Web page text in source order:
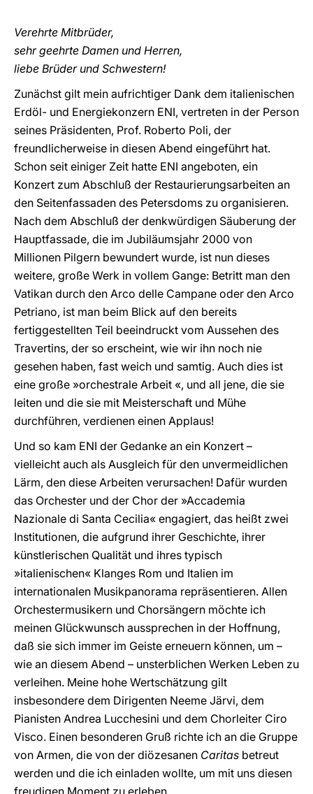
Verehrte Mitbrüder,
sehr geehrte Damen und Herren,
liebe Brüder und Schwestern!
Zunächst gilt mein aufrichtiger Dank dem italienischen
Erdöl- und Energiekonzern ENI, vertreten in der Person
seines Präsidenten, Prof. Roberto Poli, der
freundlicherweise in diesen Abend eingeführt hat.
Schon seit einiger Zeit hatte ENI angeboten, ein
Konzert zum Abschluß der Restaurierungsarbeiten an
den Seitenfassaden des Petersdoms zu organisieren.
Nach dem Abschluß der denkwürdigen Säuberung der
Hauptfassade, die im Jubiläumsjahr 2000 von
Millionen Pilgern bewundert wurde, ist nun dieses
weitere, große Werk in vollem Gange: Betritt man den
Vatikan durch den Arco delle Campane oder den Arco
Petriano, ist man beim Blick auf den bereits
fertiggestellten Teil beeindruckt vom Aussehen des
Travertins, der so erscheint, wie wir ihn noch nie
gesehen haben, fast weich und samtig. Auch dies ist
eine große »orchestrale Arbeit «, und all jene, die sie
leiten und die sie mit Meisterschaft und Mühe
durchführen, verdienen einen Applaus!
Und so kam ENI der Gedanke an ein Konzert –
vielleicht auch als Ausgleich für den unvermeidlichen
Lärm, den diese Arbeiten verursachen! Dafür wurden
das Orchester und der Chor der »Accademia
Nazionale di Santa Cecilia« engagiert, das heißt zwei
Institutionen, die aufgrund ihrer Geschichte, ihrer
künstlerischen Qualität und ihres typisch
»italienischen« Klanges Rom und Italien im
internationalen Musikpanorama repräsentieren. Allen
Orchestermusikern und Chorsängern möchte ich
meinen Glückwunsch aussprechen in der Hoffnung,
daß sie sich immer im Geiste erneuern können, um –
wie an diesem Abend – unsterblichen Werken Leben zu
verleihen. Meine hohe Wertschätzung gilt
insbesondere dem Dirigenten Neeme Järvi, dem
Pianisten Andrea Lucchesini und dem Chorleiter Ciro
Visco. Einen besonderen Gruß richte ich an die Gruppe
von Armen, die von der diözesanen Caritas betreut
werden und die ich einladen wollte, um mit uns diesen
freudigen Moment zu erleben.